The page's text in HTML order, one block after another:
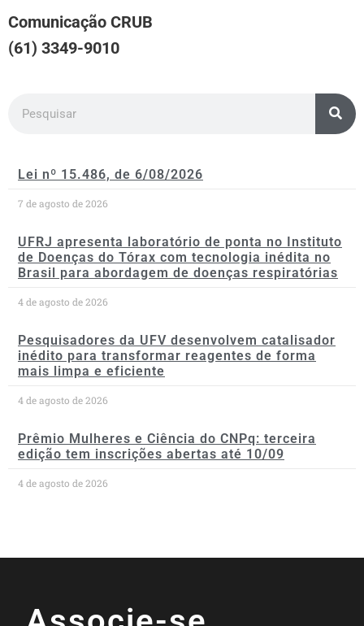
Comunicação CRUB
(61) 3349-9010
Lei nº 15.486, de 6/08/2026
7 de agosto de 2026
UFRJ apresenta laboratório de ponta no Instituto
de Doenças do Tórax com tecnologia inédita no
Brasil para abordagem de doenças respiratórias
4 de agosto de 2026
Pesquisadores da UFV desenvolvem catalisador
inédito para transformar reagentes de forma
mais limpa e eficiente
4 de agosto de 2026
Prêmio Mulheres e Ciência do CNPq: terceira
edição tem inscrições abertas até 10/09
4 de agosto de 2026